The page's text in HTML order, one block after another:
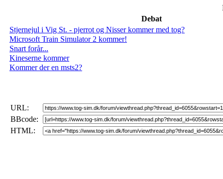
Debat
Stjernejul i Vig St. - pjerrot og Nisser kommer med tog?
Microsoft Train Simulator 2 kommer!
Snart forår...
Kineserne kommer
Kommer der en msts2?
URL:
BBcode:
HTML: